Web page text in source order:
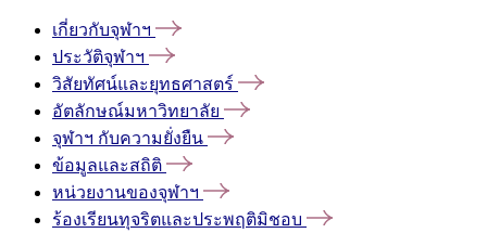
เกี่ยวกับจุฬาฯ
ประวัติจุฬาฯ
วิสัยทัศน์และยุทธศาสตร์
อัตลักษณ์มหาวิทยาลัย
จุฬาฯ กับความยั่งยืน
ข้อมูลและสถิติ
หน่วยงานของจุฬาฯ
ร้องเรียนทุจริตและประพฤติมิชอบ